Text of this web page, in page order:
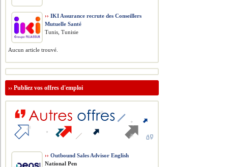
›› IKI Assurance recrute des Conseillers
Mutuelle Santé
Tunis, Tunisie
Aucun article trouvé.
››Publiez vos offres d'emploi
›› Outbound Sales Advisor English
National Pen